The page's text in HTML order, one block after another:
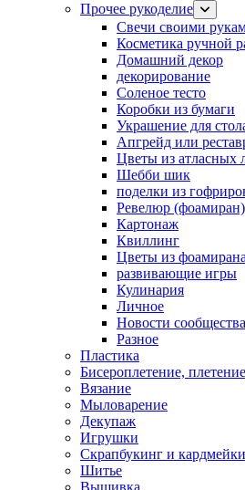
Прочее рукоделие
Свечи своими
Косметика ручной
Домашний декор
декорирование
Соленое тесто
Коробки из бумаги
Украшение для
Апгрейд или
Цветы из атласных
Шебби шик
поделки из
Ревелюр (фоамиран)
Картонаж
Квиллинг
Цветы из фоамирана
развивающие игры
Кулинария
Личное
Новости сообщества
Разное
Пластика
Бисероплетение, плетение
Вязание
Мыловарение
Декупаж
Игрушки
Скрапбукинг и
Шитье
Вышивка